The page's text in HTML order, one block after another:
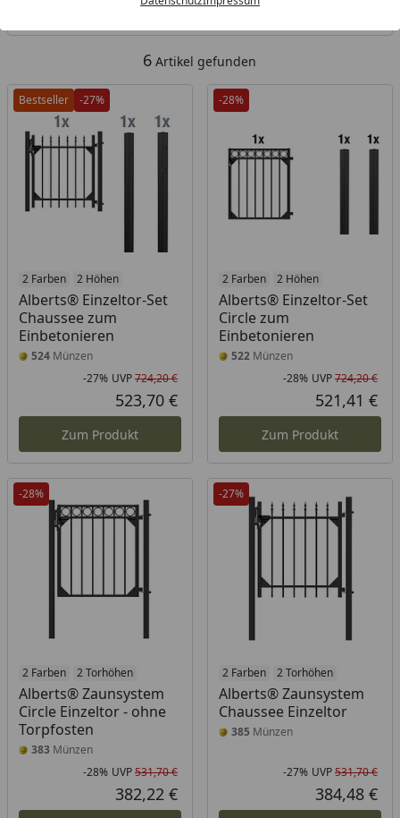
6 Artikel gefunden
Bestseller -27%
2 Farben 2 Höhen
Alberts® Einzeltor-Set
Chaussee zum
Einbetonieren
524 Münzen
Rabatt in Prozent
-27%
Ursprünglicher Preis
UVP724,20 €
Aktueller Preis
523,70 €
Zum Produkt
-28%
2 Farben 2 Höhen
Alberts® Einzeltor-Set
Circle zum
Einbetonieren
522Münzen
-28% UVP724,20 €
521,41 €
Zum Produkt
-28%
2 Farben 2 Torhöhen
Alberts® Zaunsystem
Circle Einzeltor - ohne
Torpfosten
383 Münzen
Rabatt in Prozent
-28%
Ursprünglicher Preis
UVP531,70 €
Aktueller Preis
382,22 €
-27%
2 Farben 2 Torhöhen
Alberts® Zaunsystem
Chaussee Einzeltor
385 Münzen
-27% UVP531,70 €
384,48 €